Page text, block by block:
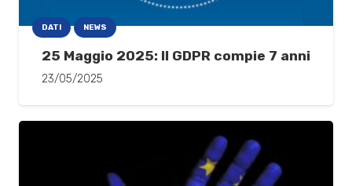
DATI NEWS
25 Maggio 2025: Il GDPR compie 7 anni
23/05/2025